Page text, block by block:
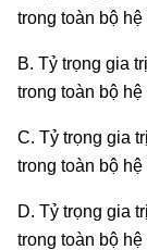
trong toàn bộ
B. Tỷ trọng gia
trong toàn bộ
C. Tỷ trọng gia
trong toàn bộ hệ
D. Tỷ trọng gia
trong toàn bộ